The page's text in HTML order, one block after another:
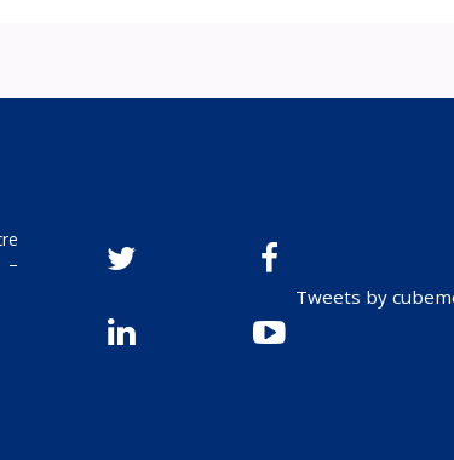
–
Tweets by